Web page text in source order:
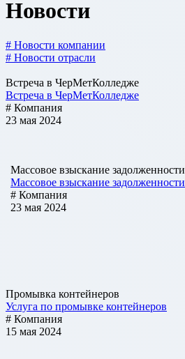
Новости
# Новости компании
# Новости отрасли
Встреча в ЧерМетКолледже
Встреча в ЧерМетКолледже
# Компания
23 мая 2024
Массовое взыскание задолженности
Массовое взыскание задолженности
# Компания
23 мая 2024
Промывка контейнеров
Услуга по промывке контейнеров
# Компания
15 мая 2024